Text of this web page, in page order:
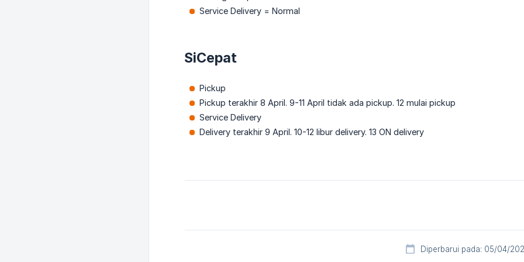
Service Delivery = Normal
SiCepat
Pickup
Pickup terakhir 8 April. 9-11 April tidak ada pickup. 12 mulai pickup
Service Delivery
Delivery terakhir 9 April. 10-12 libur delivery. 13 ON delivery
Diperbarui pada: 05/04/